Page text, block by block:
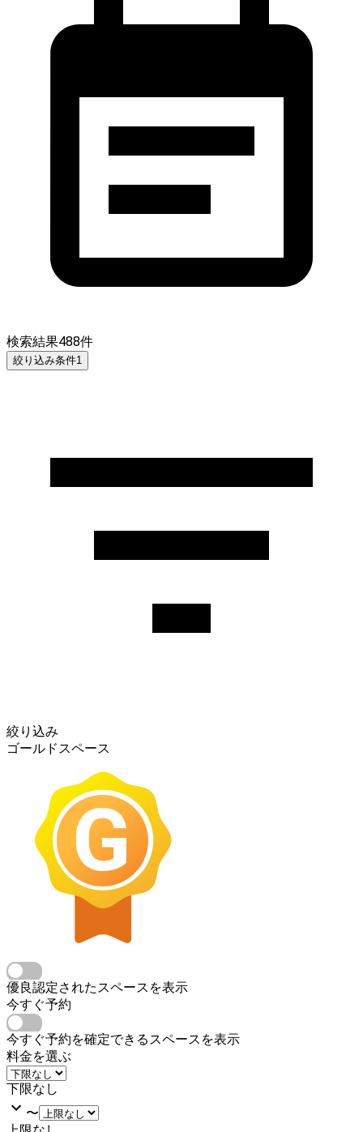
検索結果488件
絞り込み条件1
絞り込み
ゴールドスペース
優良認定されたスペースを表示
今すぐ予約
今すぐ予約を確定できるスペースを表示
料金を選ぶ
下限なし
〜